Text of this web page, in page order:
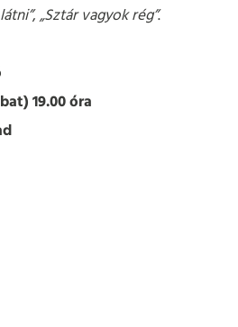
,„Sztár vagyok rég”.
19.00 óra